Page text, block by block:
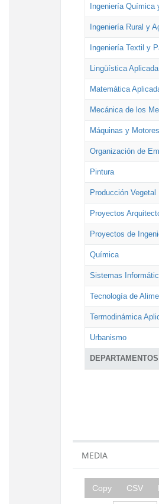
DEPARTAMENTOS
Ingeniería Química
Ingeniería Rural y
Ingeniería Textil y
Lingüística Aplicada
Matemática
Mecánica de los
Máquinas y
Organización de
Pintura
Producción Vegetal
Proyectos
Proyectos de
Química
Sistemas
Tecnología de
Termodinámica
Urbanismo
MEDIA
Copy CSV